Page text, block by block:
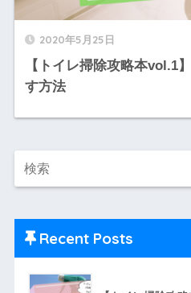
2020年5月25日
【トイレ掃除攻略本vol.1
す方法
Recent Posts